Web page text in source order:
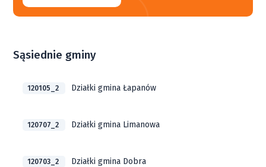
Sąsiednie gminy
120105_2 Działki gmina Łapanów
120707_2 Działki gmina Limanowa
120703_2 Działki gmina Dobra